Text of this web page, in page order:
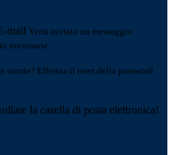
mail Verrà inviato un messaggio
necessarie.
utente? Effettua il reset della password
la casella di posta elettronica!